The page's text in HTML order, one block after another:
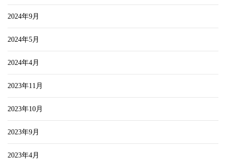
2024年9月
2024年5月
2024年4月
2023年11月
2023年10月
2023年9月
2023年4月